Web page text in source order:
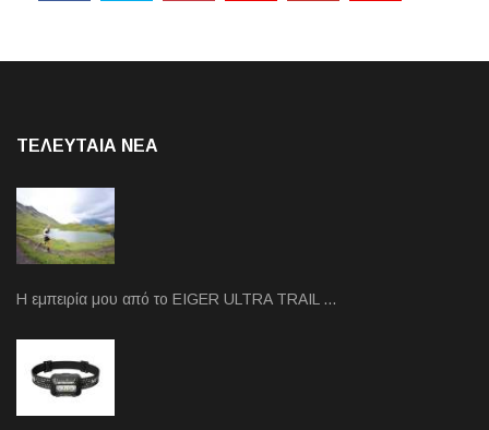
ΤΕΛΕΥΤΑΙΑ NEA
Η εμπειρία μου από το EIGER ULTRA TRAIL …